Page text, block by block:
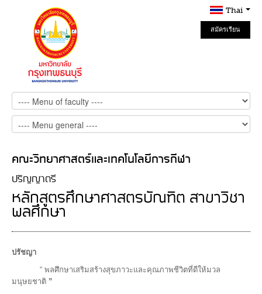
Thai
สมัครเรียน
Online
คณะวิทยาศาสตร์และเทคโนโลยีการกีฬา
ปริญญาตรี
หลักสูตรศึกษาศาสตรบัณฑิต สาขาวิชา
พลศึกษา
ปรัชญา
“ พลศึกษาเสริมสร้างสุขภาวะและคุณภาพชีวิตที่ดีให้มวล
มนุษยชาติ ”